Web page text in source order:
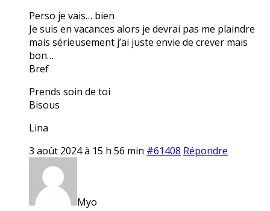
Perso je vais… bien
Je suis en vacances alors je devrai pas me plaindre
mais sérieusement j’ai juste envie de crever mais
bon…
Bref
Prends soin de toi
Bisous
Lina
3 août 2024 à 15 h 56 min #61408 Répondre
Myo